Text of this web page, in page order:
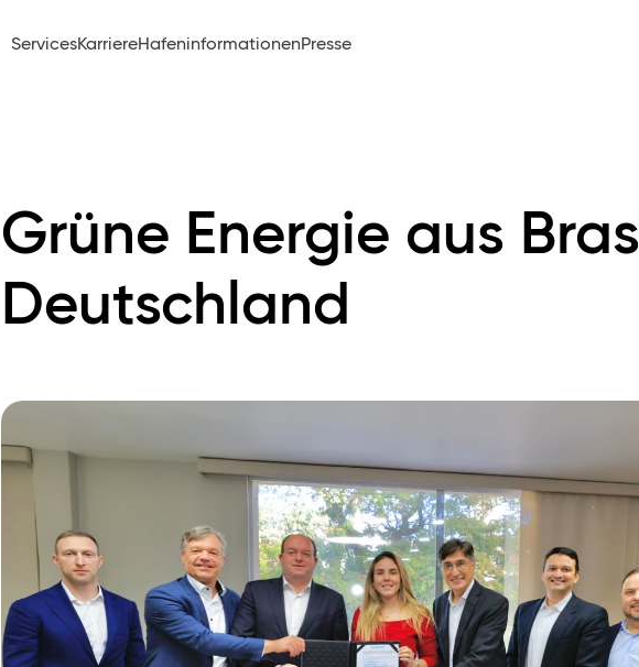
ServicesKarriereHafeninformationenPresse
Grüne Energie aus
Deutschland